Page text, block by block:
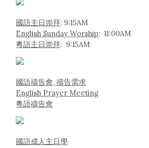
國語主日崇拜: 9:15AM
English Sunday Worship: 11:00AM
粵語主日崇拜: 9:15AM
國語禱告會, 禱告需求
English Prayer Meeting
粵語禱告會
國語成人主日學